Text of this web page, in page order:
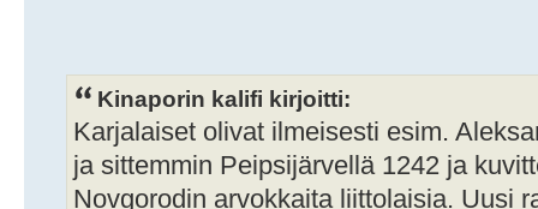
Kinaporin kalifi kirjoitti:
Karjalaiset olivat ilmeisesti esim.
ja sittemmin Peipsijärvellä 1242 ja
Novgorodin arvokkaita liittolaisia. Uusi